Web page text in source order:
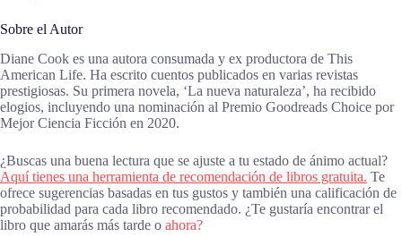
Sobre el Autor
Diane Cook es una autora consumada y ex productora de This
American Life. Ha escrito cuentos publicados en varias revistas
prestigiosas. Su primera novela, ‘La nueva naturaleza’, ha recibido
elogios, incluyendo una nominación al Premio Goodreads Choice por
Mejor Ciencia Ficción en 2020.
¿Buscas una buena lectura que se ajuste a tu estado de ánimo actual?
Aquí tienes una herramienta de recomendación de libros gratuita. Te
ofrece sugerencias basadas en tus gustos y también una calificación de
probabilidad para cada libro recomendado. ¿Te gustaría encontrar el
libro que amarás más tarde o ahora?